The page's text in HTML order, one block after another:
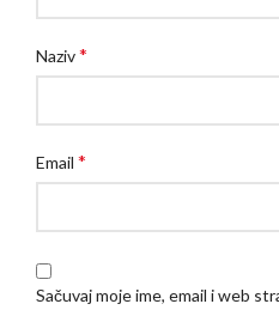
Naziv*
Email *
Sačuvaj moje ime, email i web